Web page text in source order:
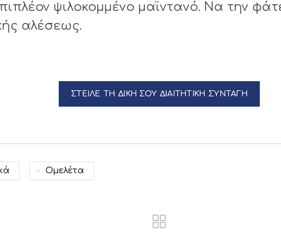
ψιλοκομμένο μαϊντανό. Να την
αλέσεως.
ΣΤΕΙΛΕ ΤΗ ΔΙΚΗ ΣΟΥ ΔΙΑΙΤΗΤΙΚΗ ΣΥΝΤΑΓΗ
Ομελέτα